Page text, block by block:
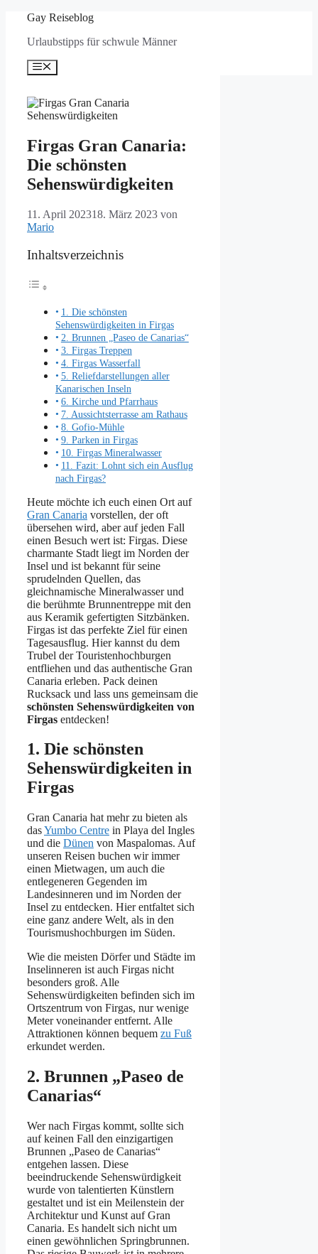
springen
Gay Reiseblog
Urlaubstipps für schwule Männer
Menü
Firgas Gran Canaria:
Die schönsten
Sehenswürdigkeiten
11. April 202318. März 2023 von
Mario
Inhaltsverzeichnis
1. Die schönsten
Sehenswürdigkeiten in Firgas
2. Brunnen „Paseo de Canarias“
3. Firgas Treppen
4. Firgas Wasserfall
5. Reliefdarstellungen aller
Kanarischen Inseln
6. Kirche und Pfarrhaus
7. Aussichtsterrasse am Rathaus
8. Gofio-Mühle
9. Parken in Firgas
10. Firgas Mineralwasser
11. Fazit: Lohnt sich ein Ausflug
nach Firgas?
Heute möchte ich euch einen Ort auf
Gran Canaria vorstellen, der oft
übersehen wird, aber auf jeden Fall
einen Besuch wert ist: Firgas. Diese
charmante Stadt liegt im Norden der
Insel und ist bekannt für seine
sprudelnden Quellen, das
gleichnamische Mineralwasser und
die berühmte Brunnentreppe mit den
aus Keramik gefertigten Sitzbänken.
Firgas ist das perfekte Ziel für einen
Tagesausflug. Hier kannst du dem
Trubel der Touristenhochburgen
entfliehen und das authentische Gran
Canaria erleben. Pack deinen
Rucksack und lass uns gemeinsam die
schönsten Sehenswürdigkeiten von
Firgas entdecken!
1. Die schönsten
Sehenswürdigkeiten in
Firgas
Gran Canaria hat mehr zu bieten als
dasYumbo Centre in Playa del Ingles
und die Dünen von Maspalomas. Auf
unseren Reisen buchen wir immer
einen Mietwagen, um auch die
entlegeneren Gegenden im
Landesinneren und im Norden der
Insel zu entdecken. Hier entfaltet sich
eine ganz andere Welt, als in den
Tourismushochburgen im Süden.
Wie die meisten Dörfer und Städte im
Inselinneren ist auch Firgas nicht
besonders groß. Alle
Sehenswürdigkeiten befinden sich im
Ortszentrum von Firgas, nur wenige
Meter voneinander entfernt. Alle
Attraktionen können bequem zu Fuß
erkundet werden.
2. Brunnen „Paseo de
Canarias“
Wer nach Firgas kommt, sollte sich
auf keinen Fall den einzigartigen
Brunnen „Paseo de Canarias“
entgehen lassen. Diese
beeindruckende Sehenswürdigkeit
wurde von talentierten Künstlern
gestaltet und ist ein Meilenstein der
Architektur und Kunst auf Gran
Canaria. Es handelt sich nicht um
einen gewöhnlichen Springbrunnen.